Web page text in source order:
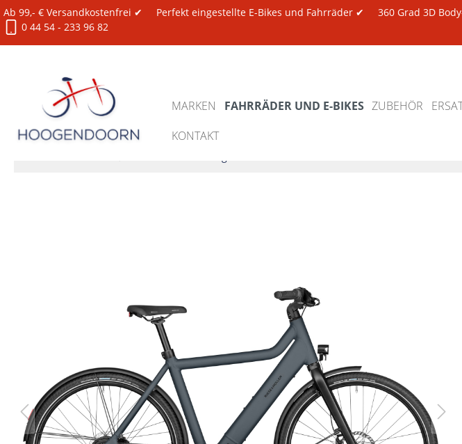
Ab 99,- € Versandkostenfrei ✔ Perfekt eingestellte E-Bikes und Fahrräder ✔ 360 Grad 3D
0 44 54 - 233 96 82
MARKEN FAHRRÄDER UND E-BIKES ZUBEHÖR
KONTAKT